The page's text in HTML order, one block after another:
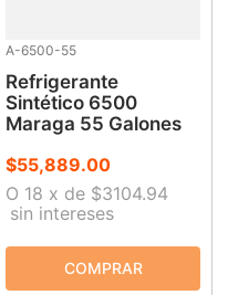
A-6500-55
Refrigerante
Sintético 6500
Maraga 55 Galones
$55,889.00
O 18 x de $3104.94
sin intereses